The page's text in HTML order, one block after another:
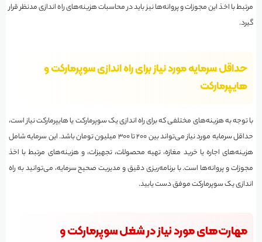
مرتبط با اخذ این مجوزات و پروانه‌ها نیز باید در محاسبات هزینه‌های راه اندازی مدنظر قرار
گیرد.
حداقل سرمایه مورد نیاز برای راه اندازی سوپرمارکت و
هایپرمارکت
با توجه به هزینه‌های مختلفی که برای راه اندازی یک سوپرمارکت یا هایپرمارکت نیاز است،
حداقل سرمایه مورد نیاز می‌تواند بین ۲۰۰ تا ۳۰۰ میلیون تومان باشد. این سرمایه شامل
هزینه‌های اجاره یا خرید مغازه، تهیه محصولات، تجهیزات، و هزینه‌های مرتبط با اخذ
مجوزات و پروانه‌ها است. با برنامه‌ریزی دقیق و مدیریت صحیح سرمایه، می‌توانید به راه
اندازی یک سوپرمارکت موفق دست یابید.
مهارت‌های مورد نیاز در شغل سوپرمارکت و